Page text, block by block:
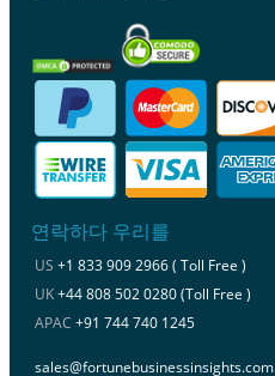
연락하다 우리를
US +1 833 909 2966 ( Toll Free )
UK+44 808 502 0280 (Toll Free )
APAC +91 744 740 1245
sales@fortunebusinessinsights.com